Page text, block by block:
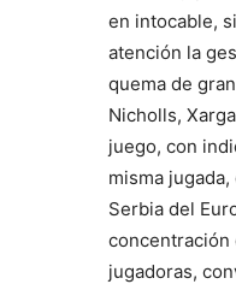
en intocable,
atención la
quema de
Nicholls,
juego, con
misma
Serbia del
concentración
jugadoras,